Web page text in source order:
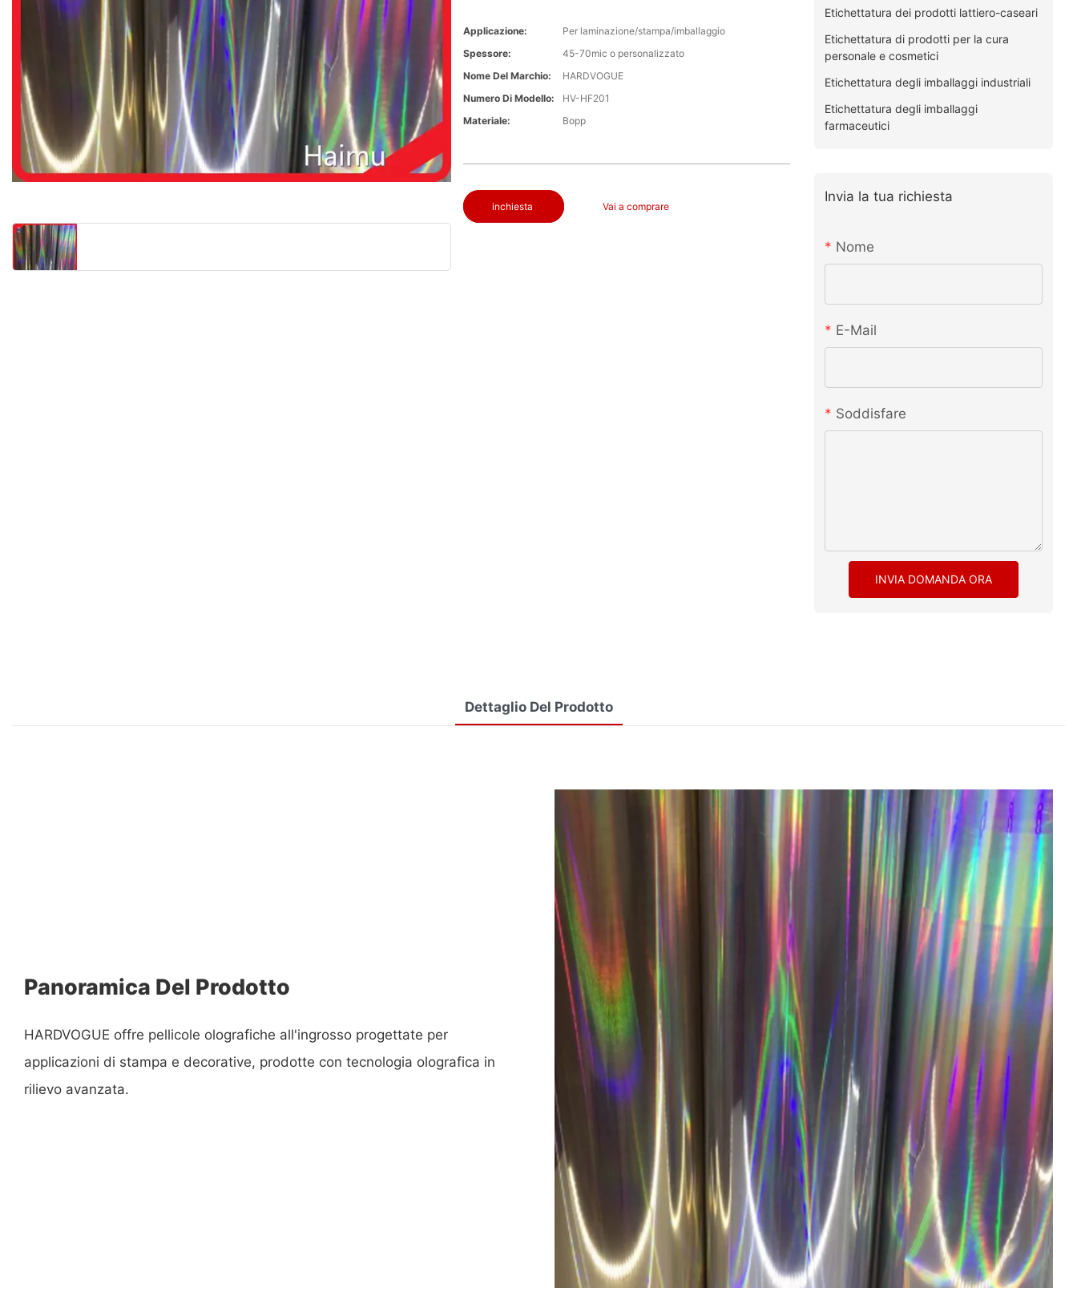
Applicazione:
Per laminazione/stampa/imballaggio
Spessore:
45-70mic o personalizzato
Nome Del Marchio:
HARDVOGUE
Numero Di Modello:
HV-HF201
Materiale:
Bopp
inchiesta Vai a comprare
Etichettatura dei prodotti lattiero-caseari
Etichettatura di prodotti per la cura
personale e cosmetici
Etichettatura degli imballaggi industriali
Etichettatura degli imballaggi
farmaceutici
Invia la tua richiesta
Nome
E-Mail
Soddisfare
INVIA DOMANDA ORA
Dettaglio Del Prodotto
Panoramica Del Prodotto
HARDVOGUE offre pellicole olografiche all'ingrosso progettate per
applicazioni di stampa e decorative, prodotte con tecnologia olografica in
rilievo avanzata.